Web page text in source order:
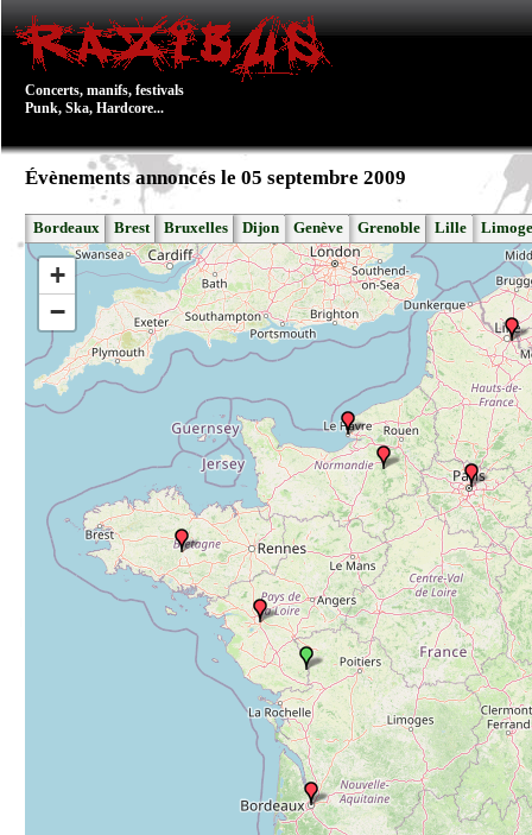
Concerts, manifs, festivals
Punk, Ska, Hardcore...
Évènements annoncés le 05 septembre 2009
Bordeaux Brest Bruxelles Dijon Genève Grenoble Lille
+
−